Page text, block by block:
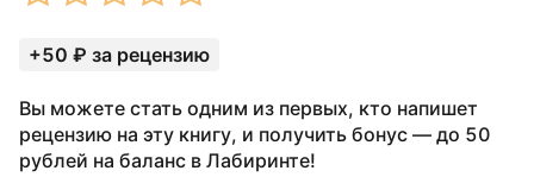
+50 ₽ за рецензию
Вы можете стать одним из первых, кто напишет
рецензию на эту книгу, и получить бонус — до 50
рублей на баланс в Лабиринте!